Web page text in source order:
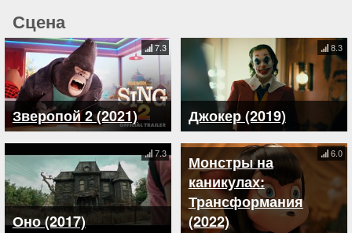
Сцена
Зверопой 2 (2021)
7.3
Джокер (2019)
8.3
Оно (2017)
7.3
Монстры на
каникулах:
Трансформания
(2022)
6.0